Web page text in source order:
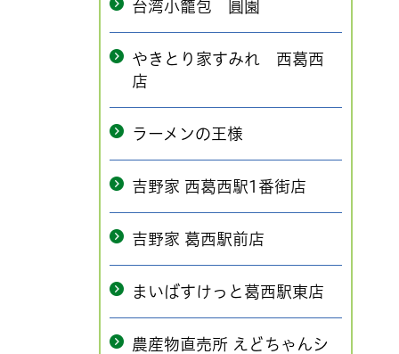
台湾小籠包 圓園
やきとり家すみれ 西葛西
店
ラーメンの王様
吉野家 西葛西駅1番街店
吉野家 葛西駅前店
まいばすけっと葛西駅東店
農産物直売所 えどちゃんシ